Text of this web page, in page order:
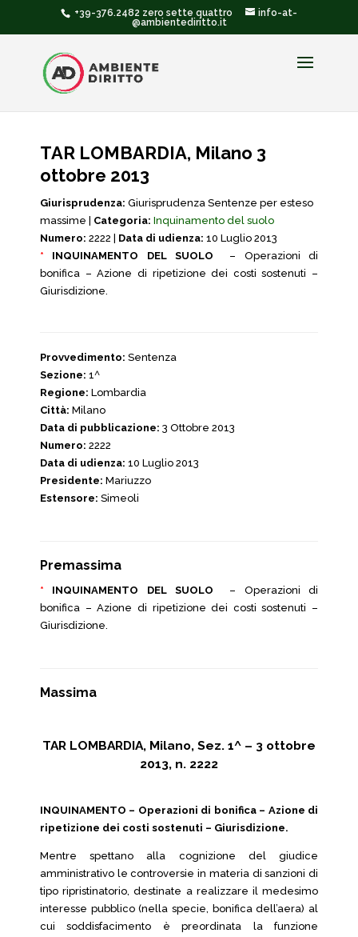
+39-376.2482 zero sette quattro
info-at-
@ambientediritto.it
TAR LOMBARDIA, Milano 3
ottobre 2013
Giurisprudenza: Giurisprudenza Sentenze per esteso
massime | Categoria: Inquinamento del suolo
Numero: 2222 | Data di udienza: 10 Luglio 2013
* INQUINAMENTO DEL SUOLO
– Operazioni di
bonifica – Azione di ripetizione dei costi sostenuti –
Giurisdizione.
Provvedimento: Sentenza
Sezione: 1^
Regione: Lombardia
Città: Milano
Data di pubblicazione: 3 Ottobre 2013
Numero: 2222
Data di udienza: 10 Luglio 2013
Presidente: Mariuzzo
Estensore: Simeoli
Premassima
* INQUINAMENTO DEL SUOLO
– Operazioni di
bonifica – Azione di ripetizione dei costi sostenuti –
Giurisdizione.
Massima
TAR LOMBARDIA, Milano, Sez. 1^ – 3 ottobre
2013, n. 2222
INQUINAMENTO – Operazioni di bonifica – Azione di
ripetizione dei costi sostenuti – Giurisdizione.
Mentre spettano alla cognizione del giudice
amministrativo le controversie in materia di sanzioni di
tipo ripristinatorio, destinate a realizzare il medesimo
interesse pubblico (nella specie, bonifica dell’aera) al
cui soddisfacimento è preordinata la funzione